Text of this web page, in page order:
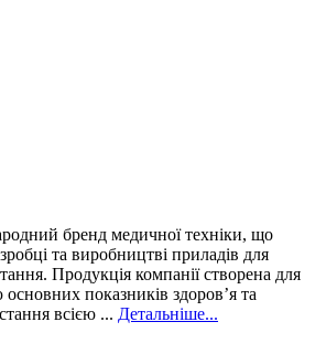
бренд медичної техніки, що
та виробництві приладів для
Продукція компанії створена для
показників здоров’я та
всією ... Детальніше...